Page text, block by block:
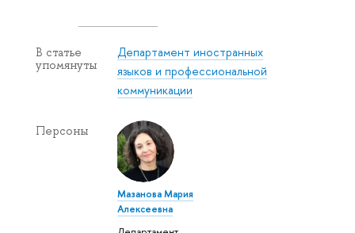
В статье
упомянуты
Департамент иностранных
языков и профессиональной
коммуникации
Персоны
Мазанова Мария
Алексеевна